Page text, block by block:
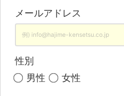
メールアドレス
性別
男性
女性